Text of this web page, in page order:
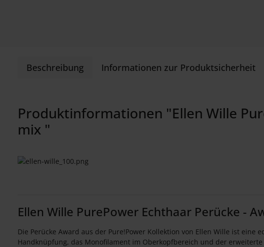
Beschreibung Informationen zur Produktsicherheit
Produktinformationen "Ellen Wille
mix "
Ellen Wille PurePower Echthaar Perücke -
Die Perücke Award aus der Pure!Power Kollektion von Ellen Wille ist
Handknüpfung, das Monofilament im Oberkopfbereich und der